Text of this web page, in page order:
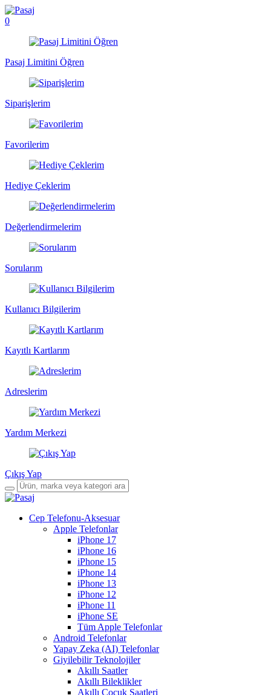
0
Pasaj Limitini Öğren
Siparişlerim
Favorilerim
Hediye Çeklerim
Değerlendirmelerim
Sorularım
Kullanıcı Bilgilerim
Kayıtlı Kartlarım
Adreslerim
Yardım Merkezi
Çıkış Yap
Cep Telefonu-Aksesuar
Apple Telefonlar
iPhone 17
iPhone 16
iPhone 15
iPhone 14
iPhone 13
iPhone 12
iPhone 11
iPhone SE
Tüm Apple Telefonlar
Android Telefonlar
Yapay Zeka (AI) Telefonlar
Giyilebilir Teknolojiler
Akıllı Saatler
Akıllı Bileklikler
Akıllı Çocuk Saatleri